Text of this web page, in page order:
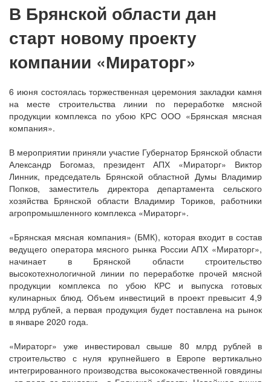
В Брянской области дан
старт новому проекту
компании «Мираторг»
6 июня состоялась торжественная церемония закладки камня
на месте строительства линии по переработке мясной
продукции комплекса по убою КРС ООО «Брянская мясная
компания».
В мероприятии приняли участие Губернатор Брянской области
Александр Богомаз, президент АПХ «Мираторг» Виктор
Линник, председатель Брянской областной Думы Владимир
Попков, заместитель директора департамента сельского
хозяйства Брянской области Владимир Ториков, работники
агропромышленного комплекса «Мираторг».
«Брянская мясная компания» (БМК), которая входит в состав
ведущего оператора мясного рынка России АПХ «Мираторг»,
начинает в Брянской области строительство
высокотехнологичной линии по переработке прочей мясной
продукции комплекса по убою КРС и выпуска готовых
кулинарных блюд. Объем инвестиций в проект превысит 4,9
млрд рублей, а первая продукция будет поставлена на рынок
в январе 2020 года.
«Мираторг» уже инвестировал свыше 80 млрд рублей в
строительство с нуля крупнейшего в Европе вертикально
интегрированного производства высококачественной говядины